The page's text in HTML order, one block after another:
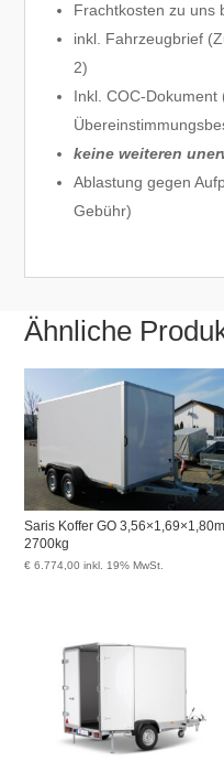
Frachtkosten zu uns
inkl. Fahrzeugbrief
2)
Inkl. COC-Dokument
keine weiteren
Ablastung gegen
Gebühr)
Ähnliche
Saris Koffer GO 3,56×1,69×1,80m
2700kg
€ 6.774,00 inkl. 19% MwSt.